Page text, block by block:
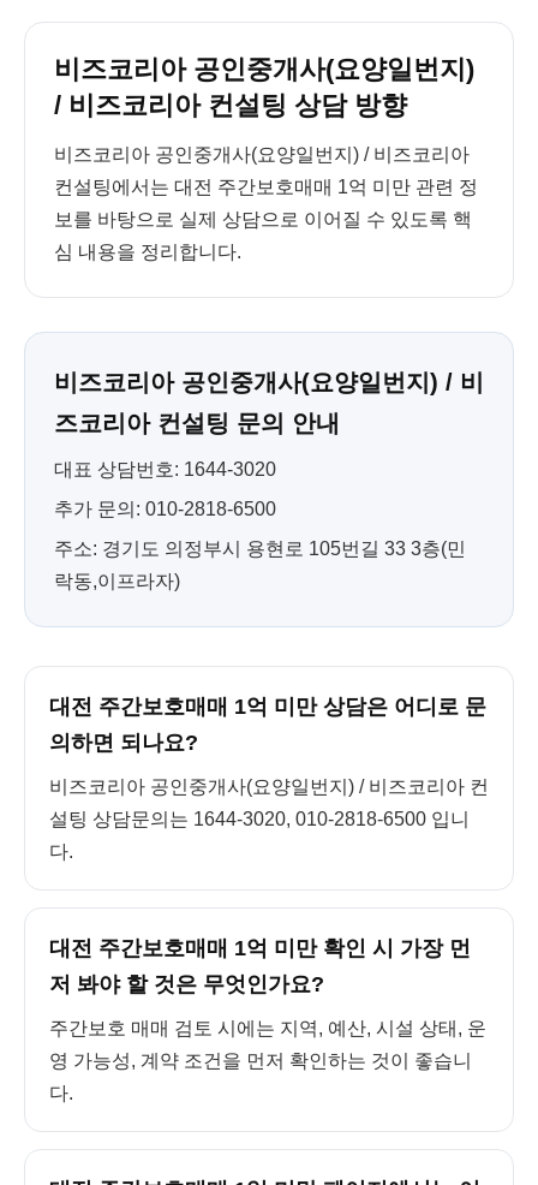
비즈코리아 공인중개사(요양일번지)
/ 비즈코리아 컨설팅 상담 방향
비즈코리아 공인중개사(요양일번지) / 비즈코리아
컨설팅에서는 대전 주간보호매매 1억 미만 관련 정
보를 바탕으로 실제 상담으로 이어질 수 있도록 핵
심 내용을 정리합니다.
비즈코리아 공인중개사(요양일번지) / 비
즈코리아 컨설팅 문의 안내
대표 상담번호: 1644-3020
추가 문의: 010-2818-6500
주소: 경기도 의정부시 용현로 105번길 33 3층(민
락동,이프라자)
대전 주간보호매매 1억 미만 상담은 어디로 문
의하면 되나요?
비즈코리아 공인중개사(요양일번지) / 비즈코리아 컨
설팅 상담문의는 1644-3020, 010-2818-6500 입니
다.
대전 주간보호매매 1억 미만 확인 시 가장 먼
저 봐야 할 것은 무엇인가요?
주간보호 매매 검토 시에는 지역, 예산, 시설 상태, 운
영 가능성, 계약 조건을 먼저 확인하는 것이 좋습니
다.